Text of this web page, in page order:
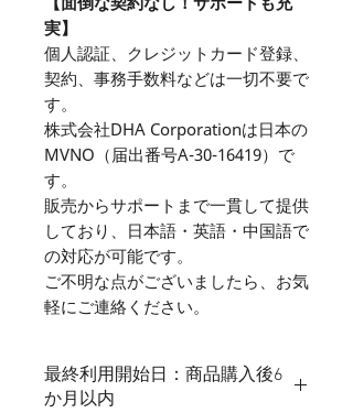
実】
個人認証、クレジットカード登録、
契約、事務手数料などは一切不要で
す。
株式会社DHA Corporationは日本の
MVNO（届出番号A-30-16419）で
す。
販売からサポートまで一貫して提供
しており、日本語・英語・中国語で
の対応が可能です。
ご不明な点がございましたら、お気
軽にご連絡ください。
最終利用開始日：商品購入後6
か月以内